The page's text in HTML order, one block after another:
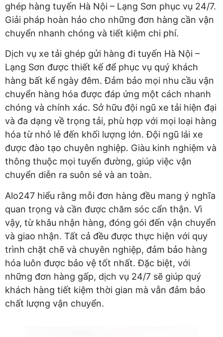
ghép hàng tuyến Hà Nội – Lạng Sơn phục vụ 24/7.
Giải pháp hoàn hảo cho những đơn hàng cần vận
chuyển nhanh chóng và tiết kiệm chi phí.
Dịch vụ xe tải ghép gửi hàng đi tuyến Hà Nội –
Lạng Sơn được thiết kế để phục vụ quý khách
hàng bất kể ngày đêm. Đảm bảo mọi nhu cầu vận
chuyển hàng hóa được đáp ứng một cách nhanh
chóng và chính xác. Sở hữu đội ngũ xe tải hiện đại
và đa dạng về trọng tải, phù hợp với mọi loại hàng
hóa từ nhỏ lẻ đến khối lượng lớn. Đội ngũ lái xe
được đào tạo chuyên nghiệp. Giàu kinh nghiệm và
thông thuộc mọi tuyến đường, giúp việc vận
chuyển diễn ra suôn sẻ và an toàn.
Alo247 hiểu rằng mỗi đơn hàng đều mang ý nghĩa
quan trọng và cần được chăm sóc cẩn thận. Vì
vậy, từ khâu nhận hàng, đóng gói đến vận chuyển
và giao nhận. Tất cả đều được thực hiện với quy
trình chặt chẽ và chuyên nghiệp, đảm bảo hàng
hóa luôn được bảo vệ tốt nhất. Đặc biệt, với
những đơn hàng gấp, dịch vụ 24/7 sẽ giúp quý
khách hàng tiết kiệm thời gian mà vẫn đảm bảo
chất lượng vận chuyển.